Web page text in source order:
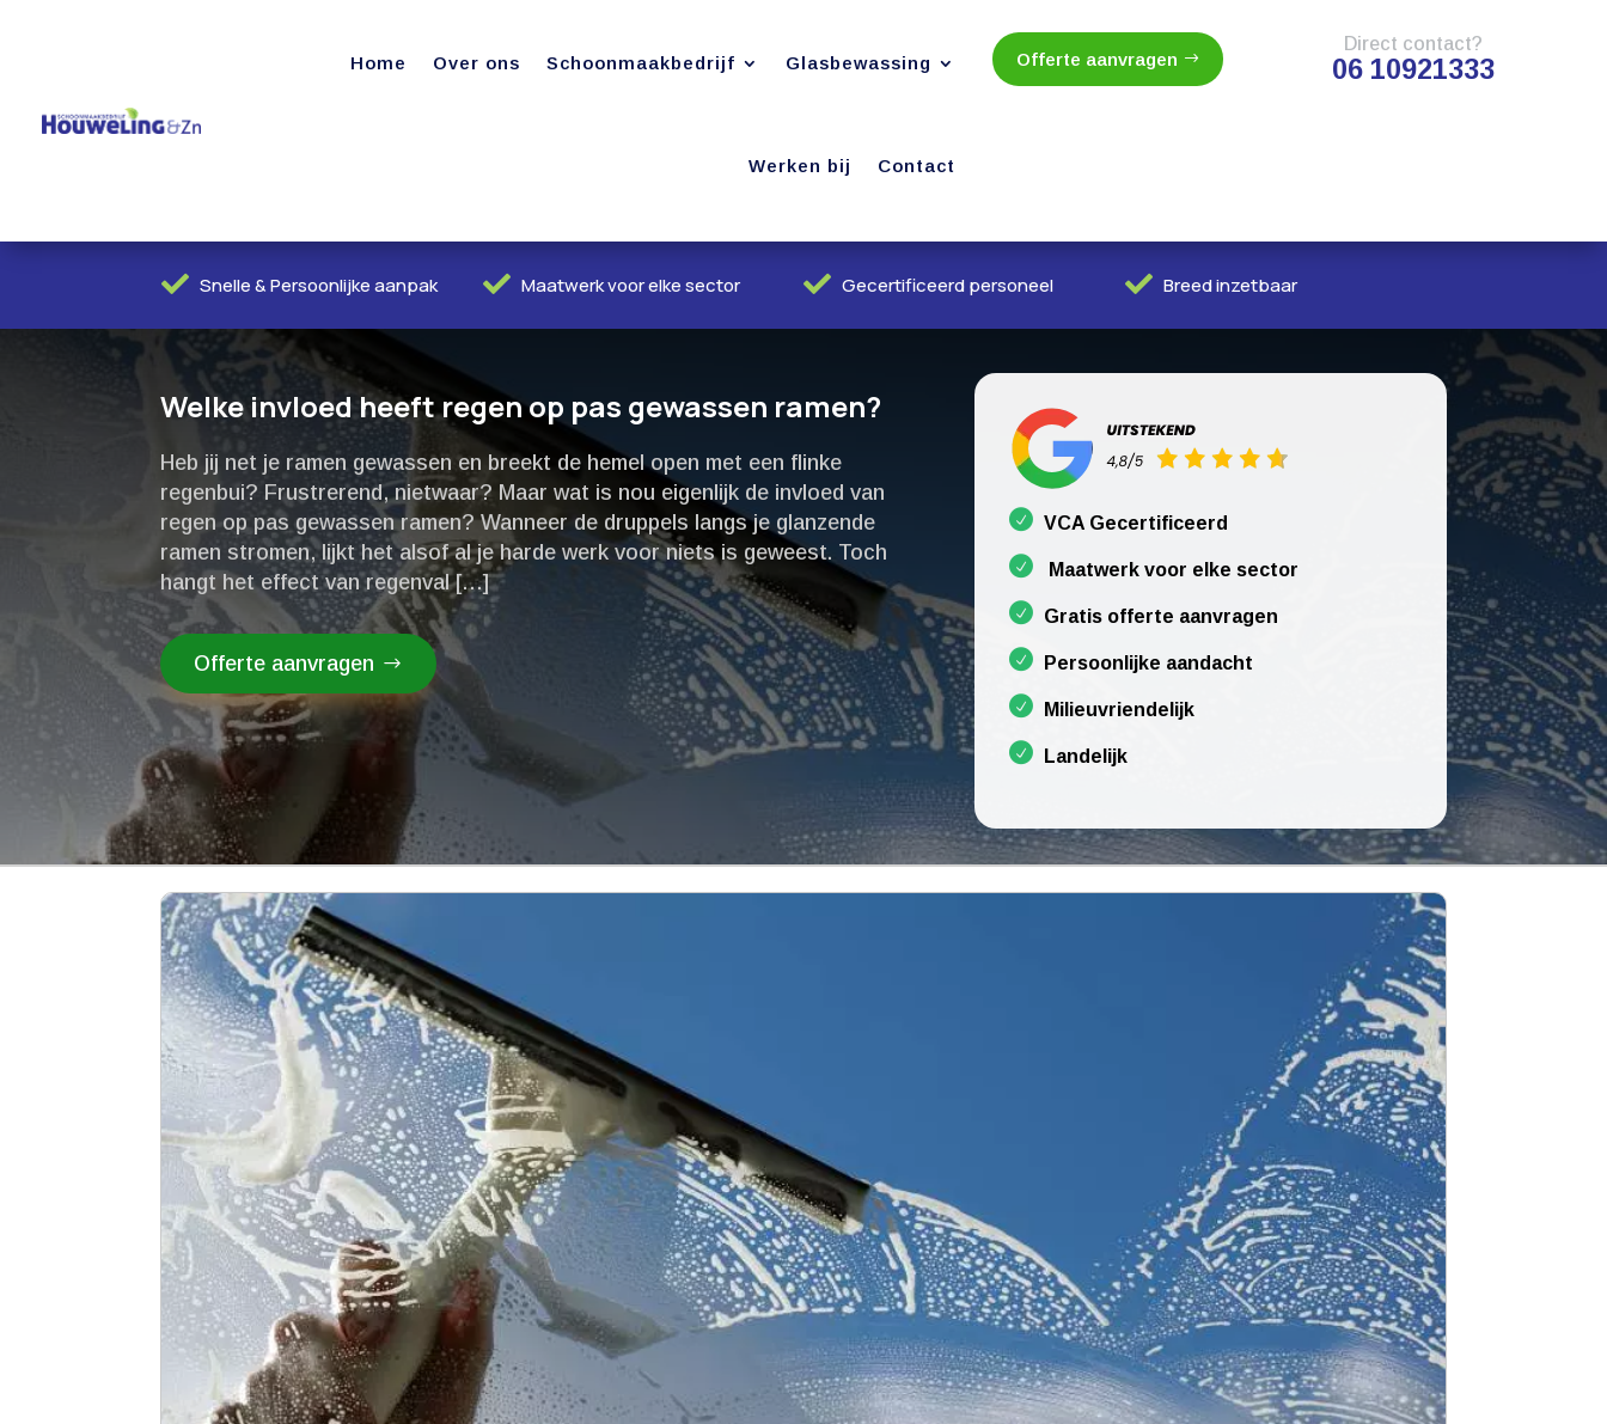
Home Over ons Schoonmaakbedrijf Glasbewassing
Werken bij Contact
Offerte aanvragen
Direct contact?
06 10921333
 Snelle & Persoonlijke aanpak  Maatwerk voor elke sector  Gecertificeerd personeel  Breed inzetbaar
Welke invloed heeft regen op pas gewassen ramen?
Heb jij net je ramen gewassen en breekt de hemel open met een flinke
regenbui? Frustrerend, nietwaar? Maar wat is nou eigenlijk de invloed van
regen op pas gewassen ramen? Wanneer de druppels langs je glanzende
ramen stromen, lijkt het alsof al je harde werk voor niets is geweest.​ Toch
hangt het effect van regenval […]
Offerte aanvragen
VCA Gecertificeerd
Maatwerk voor elke sector
Gratis offerte aanvragen
Persoonlijke aandacht
Milieuvriendelijk
Landelijk